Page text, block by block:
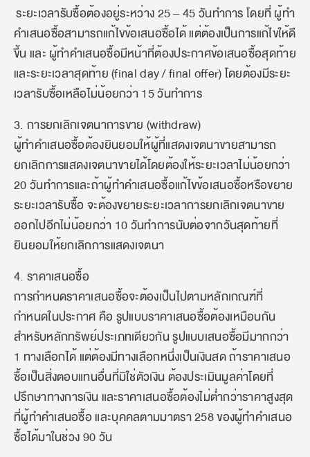
ระยะเวลารับซื้อต้องอยู่ระหว่าง 25 – 45 วันทำการ โดยที่ ผู้ทำ
คำเสนอซื้อสามารถแก้ไขข้อเสนอซื้อได้ แต่ต้องเป็นการแก้ไขให้ดี
ขึ้น และ ผู้ทำคำเสนอซื้อมีหน้าที่ต้องประกาศข้อเสนอซื้อสุดท้าย
และระยะเวลาสุดท้าย (final day / final offer) โดยต้องมีระยะ
เวลารับซื้อเหลือไม่น้อยกว่า 15 วันทำการ
3. การยกเลิกเจตนาการขาย (withdraw)
ผู้ทำคำเสนอซื้อต้องยินยอมให้ผู้ที่แสดงเจตนาขายสามารถ
ยกเลิกการแสดงเจตนาขายได้โดยต้องให้ระยะเวลาไม่น้อยกว่า
20 วันทำการและถ้าผู้ทำคำเสนอซื้อแก้ไขข้อเสนอซื้อหรือขยาย
ระยะเวลารับซื้อ จะต้องขยายระยะเวลาการยกเลิกเจตนาขาย
ออกไปอีกไม่น้อยกว่า 10 วันทำการนับต่อจากวันสุดท้ายที่
ยินยอมให้ยกเลิกการแสดงเจตนา
4. ราคาเสนอซื้อ
การกำหนดราคาเสนอซื้อจะต้องเป็นไปตามหลักเกณฑ์ที่
กำหนดในประกาศ คือ รูปแบบราคาเสนอซื้อต้องเหมือนกัน
สำหรับหลักทรัพย์ประเภทเดียวกัน รูปแบบเสนอซื้อมีมากกว่า
1 ทางเลือกได้ แต่ต้องมีทางเลือกหนึ่งเป็นเงินสด ถ้าราคาเสนอ
ซื้อเป็นสิ่งตอบแทนอื่นที่มิใช่ตัวเงิน ต้องประเมินมูลค่าโดยที่
ปรึกษาทางการเงิน และราคาเสนอซื้อต้องไม่ต่ำกว่าราคาสูงสุด
ที่ผู้ทำคำเสนอซื้อ และบุคคลตามมาตรา 258 ของผู้ทำคำเสนอ
ซื้อได้มาในช่วง 90 วัน